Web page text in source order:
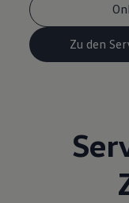
Zu den